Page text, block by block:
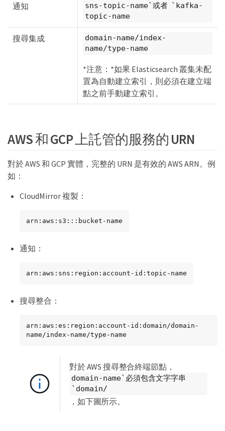
通知
sns-topic-name`或者 `kafka-
topic-name
搜尋集成
domain-name/index-
name/type-name
*注意：*如果 Elasticsearch 叢集未配
置為自動建立索引，則必須在建立端
點之前手動建立索引。
AWS 和 GCP 上託管的服務的 URN
對於 AWS 和 GCP 實體，完整的 URN 是有效的 AWS ARN。例
如：
CloudMirror 複製：
arn:aws:s3:::bucket-name
通知：
arn:aws:sns:region:account-id:topic-name
搜尋整合：
arn:aws:es:region:account-id:domain/domain-
name/index-name/type-name
對於 AWS 搜尋整合終端節點，
domain-name`必須包含文字字串
`domain/
，如下圖所示。